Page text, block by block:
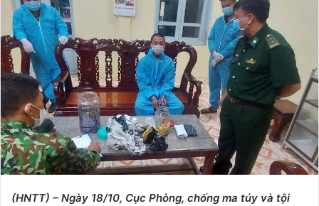
a
n
e
m
a
i
l
(HNTT) – Ngày 18/10, Cục Phòng, chống ma túy và tội